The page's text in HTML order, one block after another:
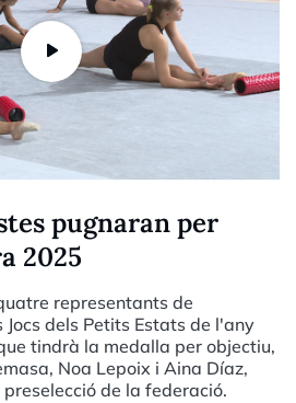
pugnaran per
2025
representants de
dels Petits Estats de l'any
tindrà la medalla per objectiu,
Noa Lepoix i Aina Díaz,
de la federació.